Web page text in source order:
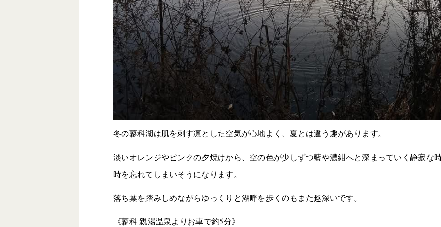
冬の蓼科湖は肌を刺す凛とした空気が心地よく、夏とは違う趣があります。
淡いオレンジやピンクの夕焼けから、空の色が少しずつ藍や濃紺へと深まっていく静寂な
時を忘れてしまいそうになります。
落ち葉を踏みしめながらゆっくりと湖畔を歩くのもまた趣深いです。
《蓼科 親湯温泉よりお車で約5分》